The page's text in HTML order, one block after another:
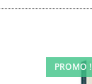
PROMO !